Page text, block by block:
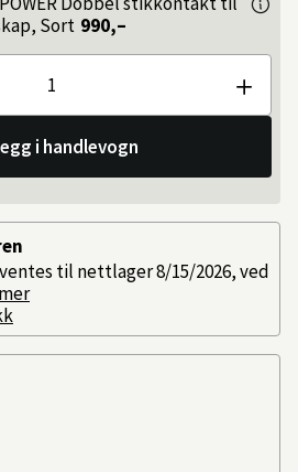
Sort 990,–
i handlevogn
til nettlager 8/15/2026, ved